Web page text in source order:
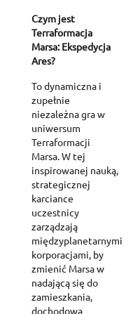
Czym jest
Terraformacja
Marsa: Ekspedycja
Ares?
To dynamiczna i
zupełnie
niezależna gra w
uniwersum
Terraformacji
Marsa. W tej
inspirowanej nauką,
strategicznej
karciance
uczestnicy
zarządzają
międzyplanetarnymi
korporacjami, by
zmienić Marsa w
nadającą się do
zamieszkania,
dochodową